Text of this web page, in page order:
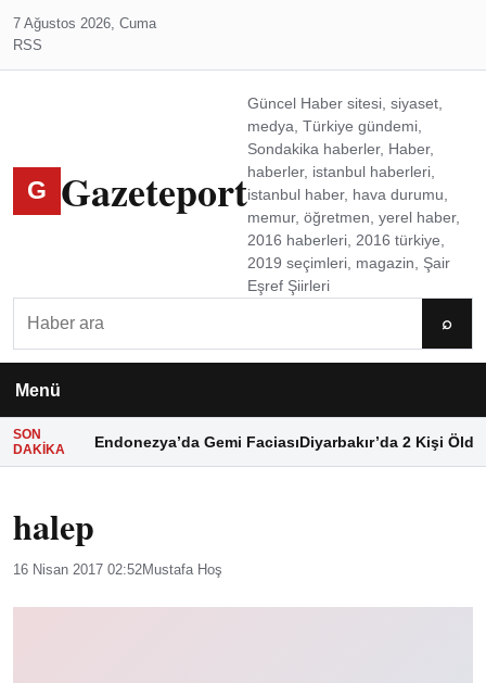
7 Ağustos 2026, Cuma
RSS
G Gazeteport
Güncel Haber sitesi, siyaset,
medya, Türkiye gündemi,
Sondakika haberler, Haber,
haberler, istanbul haberleri,
istanbul haber, hava durumu,
memur, öğretmen, yerel haber,
2016 haberleri, 2016 türkiye,
2019 seçimleri, magazin, Şair
Eşref Şiirleri
⌕
Menü
SON
DAKIKA
Endonezya’da Gemi FaciasıDiyarbakır’da 2 Kişi Öldü
halep
16 Nisan 2017 02:52Mustafa Hoş